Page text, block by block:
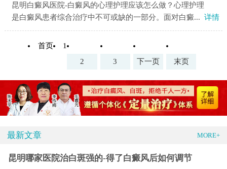
昆明白癜风医院-白癜风的心理护理应该怎么做？心理护理
是白癜风患者综合治疗中不可或缺的一部分。面对白癜... 详情
首页
1
2
3 下一页 末页
最新文章 MORE+
昆明哪家医院治白斑强的-得了白癜风后如何调节